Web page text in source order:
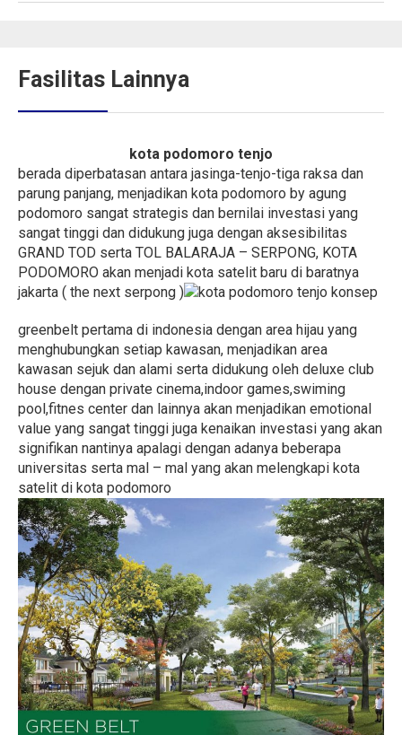
Fasilitas Lainnya
kota podomoro tenjo
berada diperbatasan antara jasinga-tenjo-tiga raksa dan
parung panjang, menjadikan kota podomoro by agung
podomoro sangat strategis dan bernilai investasi yang
sangat tinggi dan didukung juga dengan aksesibilitas
GRAND TOD serta TOL BALARAJA – SERPONG, KOTA
PODOMORO akan menjadi kota satelit baru di baratnya
jakarta ( the next serpong )
konsep
greenbelt pertama di indonesia dengan area hijau yang
menghubungkan setiap kawasan, menjadikan area
kawasan sejuk dan alami serta didukung oleh deluxe club
house dengan private cinema,indoor games,swiming
pool,fitnes center dan lainnya akan menjadikan emotional
value yang sangat tinggi juga kenaikan investasi yang akan
signifikan nantinya apalagi dengan adanya beberapa
universitas serta mal – mal yang akan melengkapi kota
satelit di kota podomoro